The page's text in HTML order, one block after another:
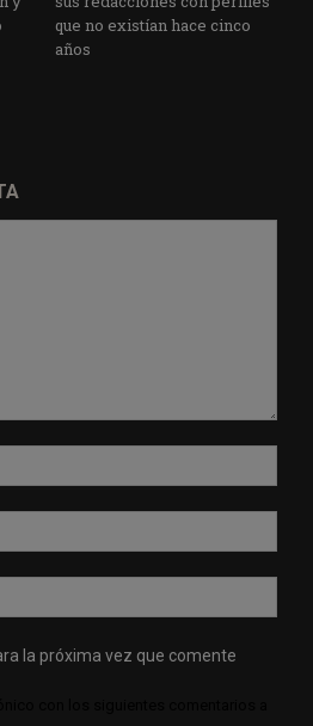
que no existían hace cinco
años
la próxima vez que comente